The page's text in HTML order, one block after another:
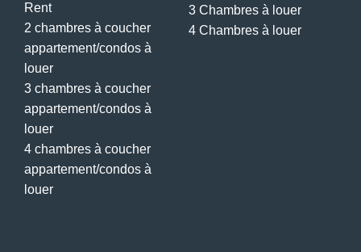
Rent
2 chambres à coucher
appartement/condos à
louer
3 chambres à coucher
appartement/condos à
louer
4 chambres à coucher
appartement/condos à
louer
3 Chambres à louer
4 Chambres à louer